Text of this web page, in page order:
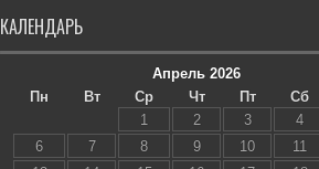
КАЛЕНДАРЬ
Апрель 2026
Пн
Вт Ср Чт Пт Сб
1
2 3 4
6
7 8 9 10 11